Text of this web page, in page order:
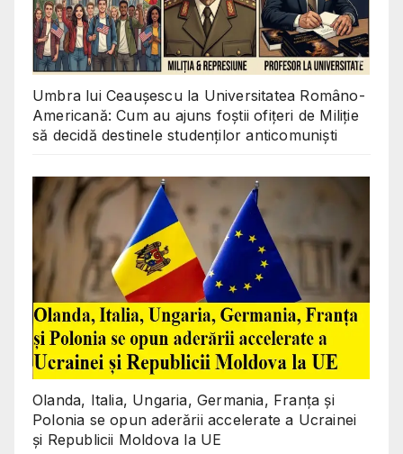
Umbra lui Ceaușescu la Universitatea Româno-
Americană: Cum au ajuns foștii ofițeri de Miliție
să decidă destinele studenților anticomuniști
Olanda, Italia, Ungaria, Germania, Franța și
Polonia se opun aderării accelerate a Ucrainei
și Republicii Moldova la UE